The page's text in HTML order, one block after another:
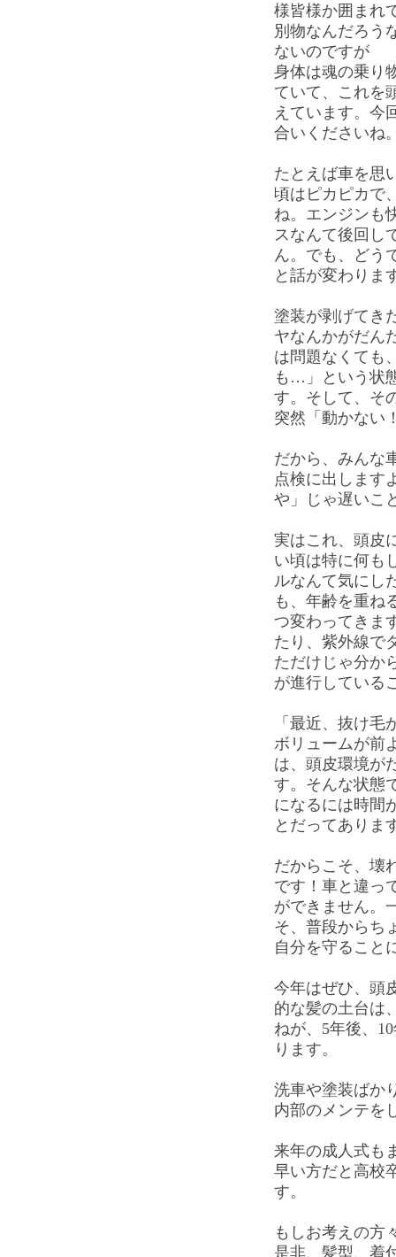
様皆様か囲まれ
別物なんだろう
ないのですが
身体は魂の乗り
ていて、これを
えています。今
合いくださいね
たとえば車を思
頃はピカピカで
ね。エンジンも
スなんて後回し
ん。でも、どう
と話が変わりま
塗装が剥げてき
ヤなんかがだん
は問題なくても
も…」という状
す。そして、そ
突然「動かない
だから、みんな
点検に出します
や」じゃ遅いこ
実はこれ、頭皮
い頃は特に何も
ルなんて気にし
も、年齢を重ね
つ変わってきま
たり、紫外線で
ただけじゃ分か
が進行している
「最近、抜け
ボリュームが前
は、頭皮環境が
す。そんな状態
になるには時間
とだってありま
だからこそ、壊
です！車と違っ
ができません。
そ、普段からち
自分を守ること
今年はぜひ、頭
的な髪の土台は
ねが、5年後、
ります。
洗車や塗装ばか
内部のメンテを
来年の成人式も
早い方だと高校
す。
もしお考えの方
是非、髪型、着